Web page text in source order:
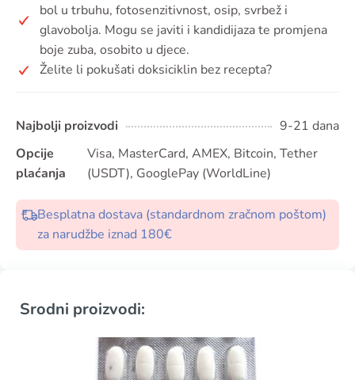
bol u trbuhu, fotosenzitivnost, osip, svrbež i
glavobolja. Mogu se javiti i kandidijaza te promjena
boje zuba, osobito u djece.
Želite li pokušati doksiciklin bez recepta?
Najbolji proizvodi
9-21 dana
Opcije
plaćanja
Visa, MasterCard, AMEX, Bitcoin, Tether
(USDT), GooglePay (WorldLine)
Besplatna dostava (standardnom zračnom poštom)
za narudžbe iznad 180€
Srodni proizvodi: